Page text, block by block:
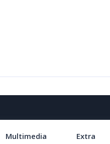
Multimedia Extra